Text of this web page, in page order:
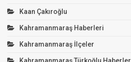
Kaan Çakıroğlu
Kahramanmaraş Haberleri
Kahramanmaraş İlçeler